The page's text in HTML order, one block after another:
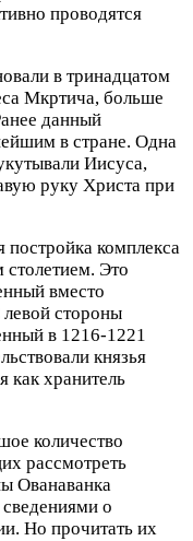
проводятся
в тринадцатом
Мкртича, больше
данный
в стране. Одна
Иисуса,
руку Христа при
комплекса
Это
вместо
левой стороны
в 1216-1221
князья
как хранитель
количество
рассмотреть
Ованаванка
о
Но прочитать их